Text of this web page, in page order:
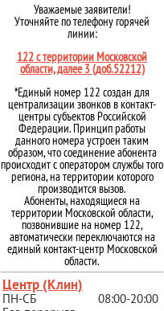
Уважаемые заявители!
Уточняйте по телефону горячей
линии:
122 с территории Московской
области, далее 3 (доб.52212)
*Единый номер 122 создан для
централизации звонков в контакт-
центры субъектов Российской
Федерации. Принцип работы
данного номера устроен таким
образом, что соединение абонента
происходит с оператором службы того
региона, на территории которого
производится вызов.
Абоненты, находящиеся на
территории Московской области,
позвонившие на номер 122,
автоматически переключаются на
единый контакт-центр Московской
области.
Центр (Клин)
ПН-СБ
08:00-20:00